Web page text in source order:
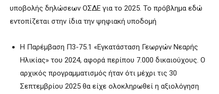
υποβολής δηλώσεων ΟΣΔΕ για το 2025. Το πρόβλημα εδώ
εντοπίζεται στην ίδια την ψηφιακή υποδομή
Η Παρέμβαση Π3-75.1 «Εγκατάσταση Γεωργών Νεαρής
Ηλικίας» του 2024, αφορά περίπου 7.000 δικαιούχους. Ο
αρχικός προγραμματισμός ήταν ότι μέχρι τις 30
Σεπτεμβρίου 2025 θα είχε ολοκληρωθεί η αξιολόγηση